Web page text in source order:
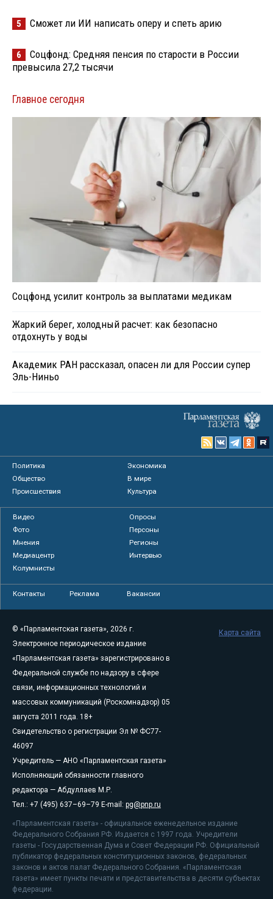
5 Сможет ли ИИ написать оперу и спеть арию
6
Соцфонд: Средняя пенсия по старости в России
превысила 27,2 тысячи
Главное сегодня
Соцфонд усилит контроль за выплатами медикам
Жаркий берег, холодный расчет: как безопасно
отдохнуть у воды
Академик РАН рассказал, опасен ли для России супер
Эль-Ниньо
Политика
Экономика
Общество
В мире
Происшествия
Культура
Видео
Опросы
Фото
Персоны
Мнения
Регионы
Медиацентр
Интервью
Колумнисты
Контакты Реклама Вакансии
© «Парламентская газета», 2026 г.
Электронное периодическое издание
«Парламентская газета» зарегистрировано в
Федеральной службе по надзору в сфере
связи, информационных технологий и
массовых коммуникаций (Роскомнадзор) 05
августа 2011 года. 18+
Свидетельство о регистрации Эл № ФС77-
46097
Учредитель — АНО «Парламентская газета»
Исполняющий обязанности главного
редактора — Абдуллаев М.Р.
Тел.: +7 (495) 637–69–79 E-mail: pg@pnp.ru
«Парламентская газета» - официальное еженедельное издание
Федерального Собрания РФ. Издается с 1997 года. Учредители
газеты - Государственная Дума и Совет Федерации РФ. Официальный
публикатор федеральных конституционных законов, федеральных
законов и актов палат Федерального Собрания. «Парламентская
газета» имеет пункты печати и представительства в десяти субъектах
федерации.
Карта сайта